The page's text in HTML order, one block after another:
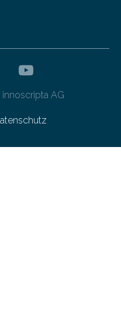
AG